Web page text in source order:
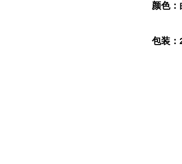
颜色：
包装